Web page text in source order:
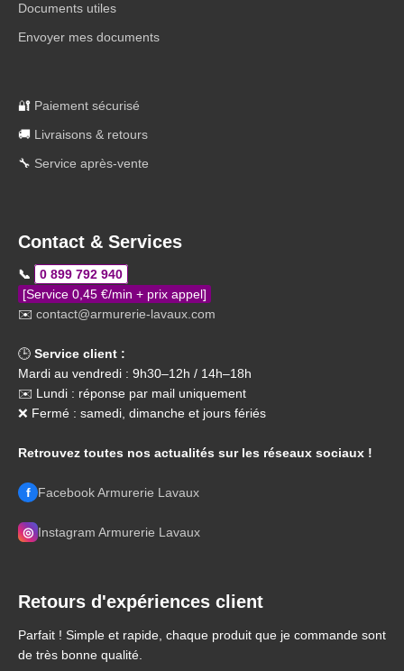
Documents utiles
Envoyer mes documents
🔐 Paiement sécurisé
🚚 Livraisons & retours
🔧 Service après-vente
Contact & Services
📞
0 899 792 940
[Service 0,45 €/min + prix appel]
✉️ contact@armurerie-lavaux.com
🕒 Service client :
Mardi au vendredi : 9h30–12h / 14h–18h
✉️ Lundi : réponse par mail uniquement
❌ Fermé : samedi, dimanche et jours fériés
Retrouvez toutes nos actualités sur les réseaux sociaux !
f Facebook Armurerie Lavaux
◎ Instagram Armurerie Lavaux
Retours d'expériences client
Parfait ! Simple et rapide, chaque produit que je commande sont
de très bonne qualité.